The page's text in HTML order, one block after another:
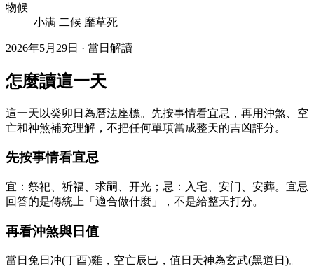
物候
小满 二候 靡草死
2026年5月29日 · 當日解讀
怎麼讀這一天
這一天以癸卯日為曆法座標。先按事情看宜忌，再用沖煞、空
亡和神煞補充理解，不把任何單項當成整天的吉凶評分。
先按事情看宜忌
宜：祭祀、祈福、求嗣、开光；忌：入宅、安门、安葬。宜忌
回答的是傳統上「適合做什麼」，不是給整天打分。
再看沖煞與日值
當日兔日冲(丁酉)雞，空亡辰巳，值日天神為玄武(黑道日)。